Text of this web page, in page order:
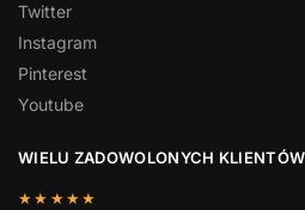
Twitter
Instagram
Pinterest
Youtube
WIELU ZADOWOLONYCH KLIENTÓW
★★★★★